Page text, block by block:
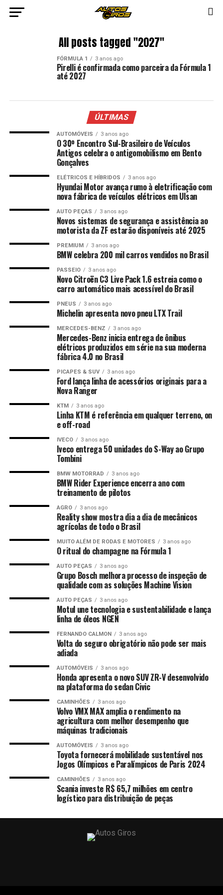
All posts tagged "2027"
FÓRMULA 1 3 anos ago
Pirelli é confirmada como parceira da Fórmula 1
até 2027
ÚLTIMAS
AUTOMÓVEIS 3 anos ago
O 30º Encontro Sul-Brasileiro de Veículos
Antigos celebra o antigomobilismo em Bento
Gonçalves
ELÉTRICOS E HÍBRIDOS 3 anos ago
Hyundai Motor avança rumo à eletrificação com
nova fábrica de veículos elétricos em Ulsan
AUTO PEÇAS 3 anos ago
Novos sistemas de segurança e assistência ao
motorista da ZF estarão disponíveis até 2025
PREMIUM 3 anos ago
BMW celebra 200 mil carros vendidos no Brasil
PASSEIO 3 anos ago
Novo Citroën C3 Live Pack 1.6 estreia como o
carro automático mais acessível do Brasil
PNEUS 3 anos ago
Michelin apresenta novo pneu LTX Trail
MERCEDES-BENZ 3 anos ago
Mercedes-Benz inicia entrega de ônibus
elétricos produzidos em série na sua moderna
fábrica 4.0 no Brasil
PICAPES & SUV 3 anos ago
Ford lança linha de acessórios originais para a
Nova Ranger
KTM 3 anos ago
Linha KTM é referência em qualquer terreno, on
e off-road
IVECO 3 anos ago
Iveco entrega 50 unidades do S-Way ao Grupo
Tombini
BMW MOTORRAD 3 anos ago
BMW Rider Experience encerra ano com
treinamento de pilotos
AGRO 3 anos ago
Reality show mostra dia a dia de mecânicos
agrícolas de todo o Brasil
MUITO ALÉM DE RODAS E MOTORES 3 anos ago
O ritual do champagne na Fórmula 1
AUTO PEÇAS 3 anos ago
Grupo Bosch melhora processo de inspeção de
qualidade com as soluções Machine Vision
AUTO PEÇAS 3 anos ago
Motul une tecnologia e sustentabilidade e lança
linha de óleos NGEN
FERNANDO CALMON 3 anos ago
Volta do seguro obrigatório não pode ser mais
adiada
AUTOMÓVEIS 3 anos ago
Honda apresenta o novo SUV ZR-V desenvolvido
na plataforma do sedan Civic
CAMINHÕES 3 anos ago
Volvo VMX MAX amplia o rendimento na
agricultura com melhor desempenho que
máquinas tradicionais
AUTOMÓVEIS 3 anos ago
Toyota fornecerá mobilidade sustentável nos
Jogos Olímpicos e Paralímpicos de Paris 2024
CAMINHÕES 3 anos ago
Scania investe R$ 65,7 milhões em centro
logístico para distribuição de peças